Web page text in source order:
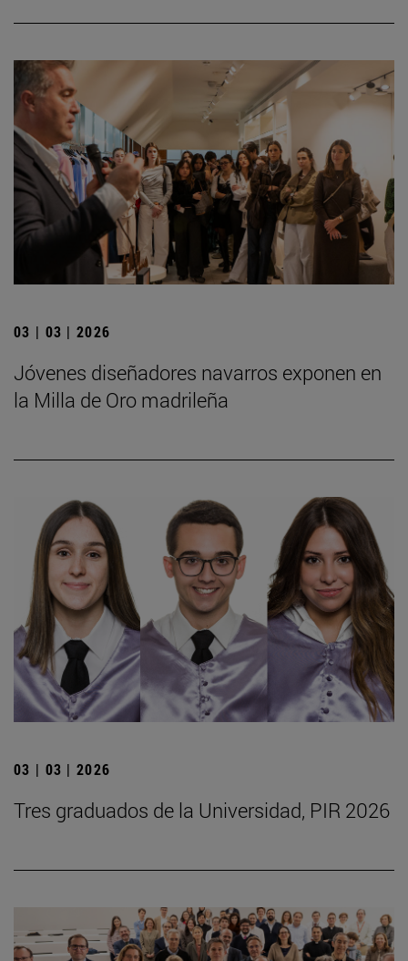
03 | 03 | 2026
Jóvenes diseñadores navarros exponen en
la Milla de Oro madrileña
03 | 03 | 2026
Tres graduados de la Universidad, PIR 2026